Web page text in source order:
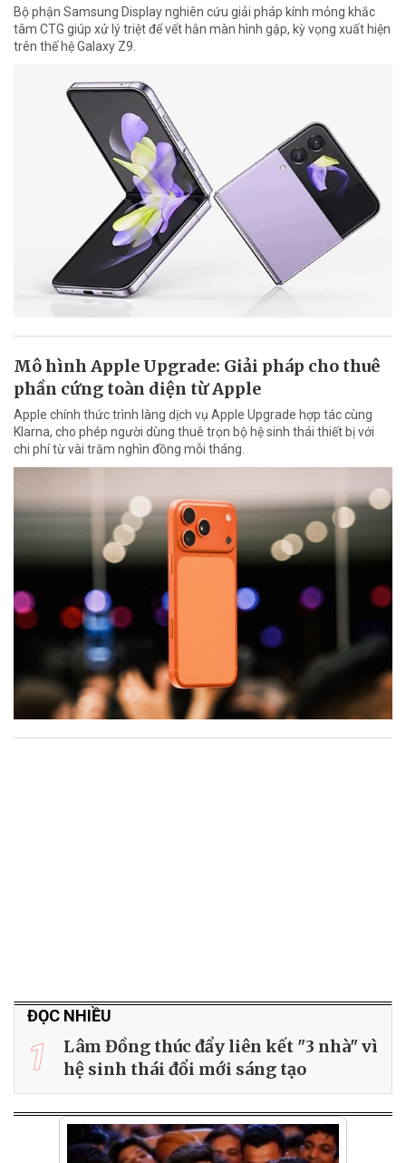
Bộ phận Samsung Display nghiên cứu giải pháp kính mỏng khắc
tâm CTG giúp xử lý triệt để vết hằn màn hình gập, kỳ vọng xuất hiện
trên thế hệ Galaxy Z9.
Mô hình Apple Upgrade: Giải pháp cho thuê
phần cứng toàn diện từ Apple
Apple chính thức trình làng dịch vụ Apple Upgrade hợp tác cùng
Klarna, cho phép người dùng thuê trọn bộ hệ sinh thái thiết bị với
chi phí từ vài trăm nghìn đồng mỗi tháng.
ĐỌC NHIỀU
1
Lâm Đồng thúc đẩy liên kết "3 nhà" vì
hệ sinh thái đổi mới sáng tạo